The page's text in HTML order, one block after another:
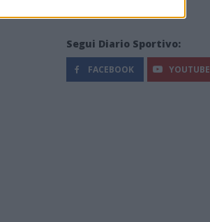
Segui Diario Sportivo:
FACEBOOK YOUTUBE